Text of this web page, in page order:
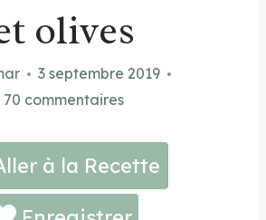
olives
3 septembre 2019
70 commentaires
à la Recette